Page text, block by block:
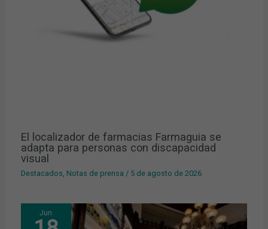
El localizador de farmacias Farmaguia se
adapta para personas con discapacidad
visual
Destacados, Notas de prensa / 5 de agosto de 2026
Jun